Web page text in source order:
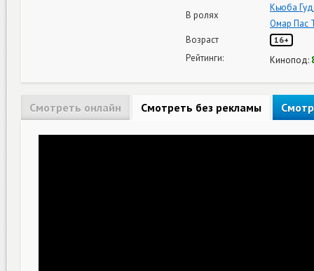
В ролях
Кьюба
Омар Пас
Возраст
16+
Рейтинги: Кинопод:
Смотреть онлайн Смотреть без рекламы